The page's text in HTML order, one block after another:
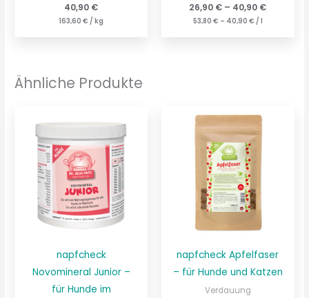
40,90 €
163,60€ / kg
26,90 € – 40,90 €
53,80 € – 40,90 € /
Ähnliche Produkte
napfcheck
Novomineral Junior –
für Hunde im
napfcheck Apfelfaser
– für Hunde und Katzen
Verdauung